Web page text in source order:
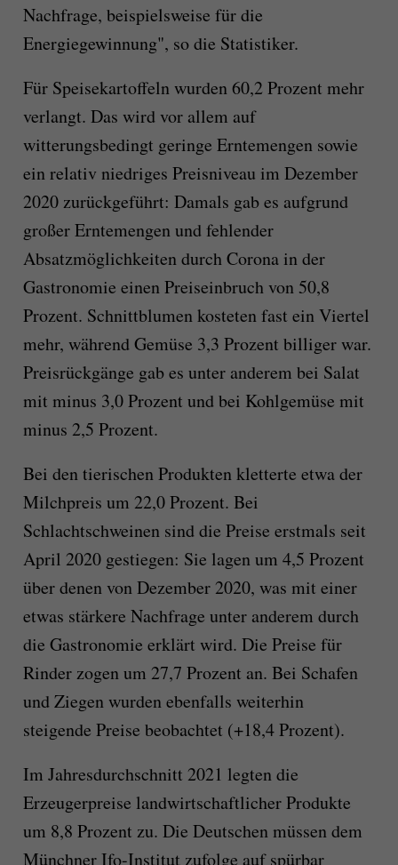
Nachfrage, beispielsweise für die
Energiegewinnung", so die Statistiker.
Für Speisekartoffeln wurden 60,2 Prozent mehr
verlangt. Das wird vor allem auf
witterungsbedingt geringe Erntemengen sowie
ein relativ niedriges Preisniveau im Dezember
2020 zurückgeführt: Damals gab es aufgrund
großer Erntemengen und fehlender
Absatzmöglichkeiten durch Corona in der
Gastronomie einen Preiseinbruch von 50,8
Prozent. Schnittblumen kosteten fast ein Viertel
mehr, während Gemüse 3,3 Prozent billiger war.
Preisrückgänge gab es unter anderem bei Salat
mit minus 3,0 Prozent und bei Kohlgemüse mit
minus 2,5 Prozent.
Bei den tierischen Produkten kletterte etwa der
Milchpreis um 22,0 Prozent. Bei
Schlachtschweinen sind die Preise erstmals seit
April 2020 gestiegen: Sie lagen um 4,5 Prozent
über denen von Dezember 2020, was mit einer
etwas stärkere Nachfrage unter anderem durch
die Gastronomie erklärt wird. Die Preise für
Rinder zogen um 27,7 Prozent an. Bei Schafen
und Ziegen wurden ebenfalls weiterhin
steigende Preise beobachtet (+18,4 Prozent).
Im Jahresdurchschnitt 2021 legten die
Erzeugerpreise landwirtschaftlicher Produkte
um 8,8 Prozent zu. Die Deutschen müssen dem
Münchner Ifo-Institut zufolge auf spürbar